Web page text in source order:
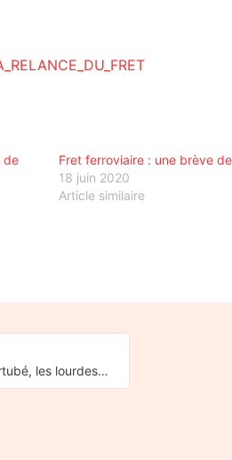
de
Fret ferroviaire : une brève
18 juin 2020
Article similaire
Communiqué de la CNR : accident ferroviaire, trafic pertubé, les lourdes responsabilités de la SNCF et du gouvernement !